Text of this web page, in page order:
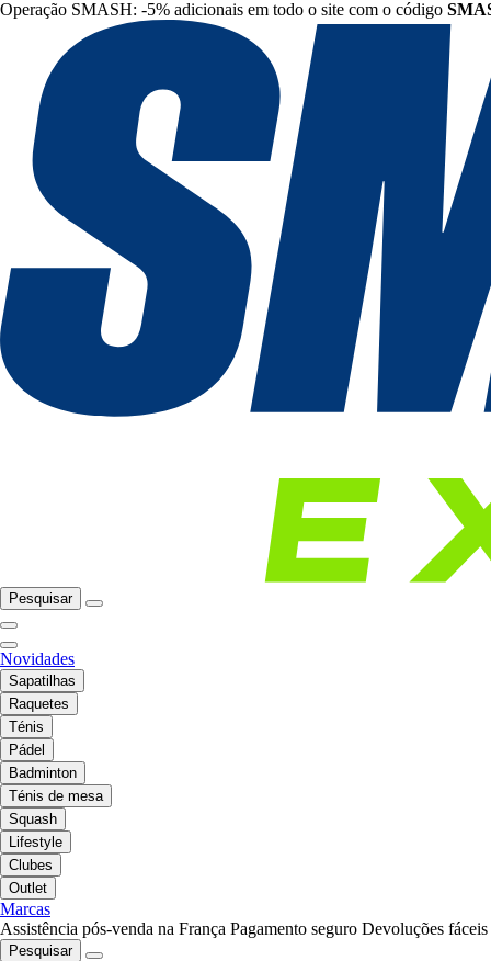
Operação SMASH: -5% adicionais em todo o site com o código
Pesquisar
Novidades
Sapatilhas
Raquetes
Ténis
Pádel
Badminton
Ténis de mesa
Squash
Lifestyle
Clubes
Outlet
Marcas
Assistência pós-venda na França Pagamento seguro Devoluções fáceis
Pesquisar